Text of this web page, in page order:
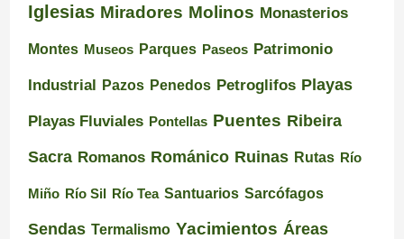
Iglesias Miradores Molinos Monasterios
Montes Museos Parques Paseos Patrimonio
Industrial Pazos Penedos Petroglifos Playas
Playas Fluviales Pontellas Puentes Ribeira
Sacra Romanos Románico Ruinas Rutas Río
Miño Río Sil Río Tea Santuarios Sarcófagos
Sendas Termalismo Yacimientos Áreas